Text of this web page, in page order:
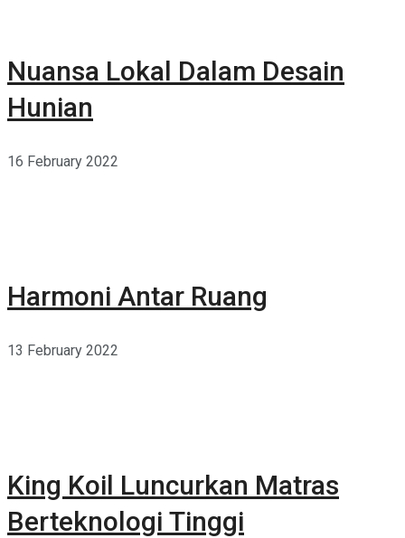
Nuansa Lokal Dalam Desain
Hunian
16 February 2022
Harmoni Antar Ruang
13 February 2022
King Koil Luncurkan Matras
Berteknologi Tinggi